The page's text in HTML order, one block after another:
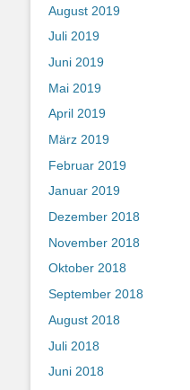
August 2019
Juli 2019
Juni 2019
Mai 2019
April 2019
März 2019
Februar 2019
Januar 2019
Dezember 2018
November 2018
Oktober 2018
September 2018
August 2018
Juli 2018
Juni 2018